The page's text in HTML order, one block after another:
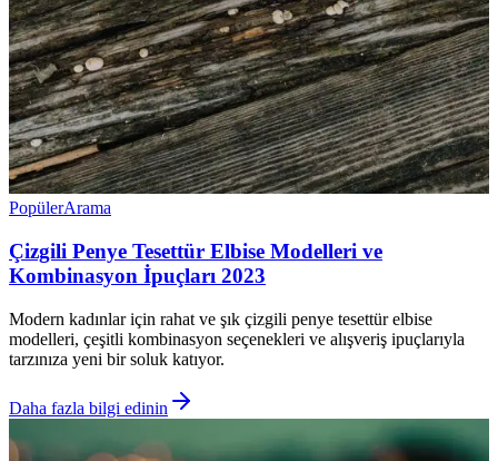
PopülerArama
Çizgili Penye Tesettür Elbise Modelleri ve
Kombinasyon İpuçları 2023
Modern kadınlar için rahat ve şık çizgili penye tesettür elbise
modelleri, çeşitli kombinasyon seçenekleri ve alışveriş ipuçlarıyla
tarzınıza yeni bir soluk katıyor.
Daha fazla bilgi edinin